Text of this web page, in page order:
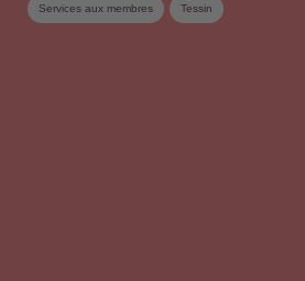
Services aux membres Tessin